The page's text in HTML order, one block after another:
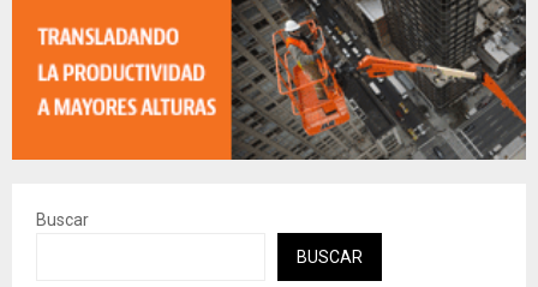
Buscar
BUSCAR